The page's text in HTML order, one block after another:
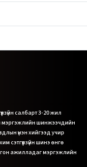
салбарт 3-20 жил
мэргэжлийн шинжээчдийн
үнэн хийгээд учир
сэтгүүлзүйн шинэ өнгө
ажилладаг мэргэжлийн